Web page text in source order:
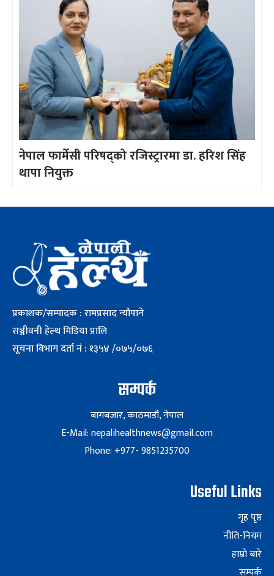
नेपाल फार्मेसी परिषद्को रजिस्ट्रारमा डा. हरिश सिंह
थापा नियुक्त
प्रकाशक/सम्पादक : रामप्रसाद न्यौपाने
सञ्जीवनी हेल्थ मिडिया प्रालि
सूचना विभाग दर्ता नं : १३५४ /०७५/०७६
सम्पर्क
बागबजार, काठमाडौं, नेपाल
E-Mail: nepalihealthnews@gmail.com
Phone: +977- 9851235700
Useful Links
गृह पृष्ठ
नीति-नियम
हाम्रो बारे
सम्पर्क